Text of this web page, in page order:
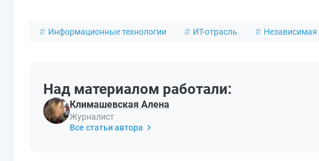
Информационные технологии ИТ-отрасль
Над материалом работали:
Климашевская Алена
Журналист
Все статьи автора